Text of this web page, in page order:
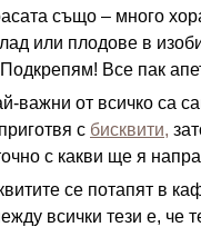
също – много
или плодове в
Все пак
важни от всичко са
с бисквити,
с какви ще я
се потапят в
всички тези е, че